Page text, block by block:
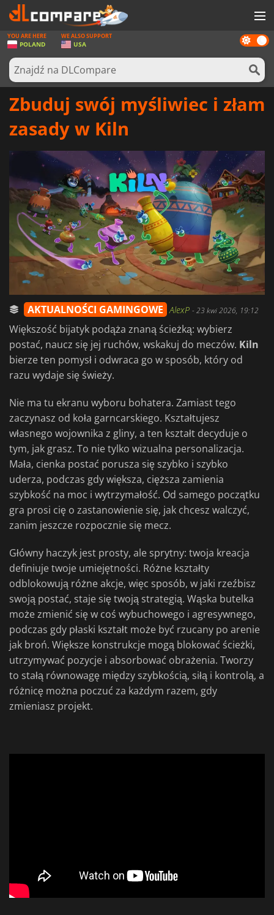
GRY
KARTY DO GIER
OPROGRAMOWANIE
SPRZĘT KOMPUTEROWY
AKTUALNOŚCI
ZALOGUJ SIĘ LUB ZAREJESTRUJ
Dark
mode
YOU ARE HERE
POLAND
WE ALSO SUPPORT
USA
Zbuduj swój myśliwiec i złam
zasady w Kiln
AKTUALNOŚCI GAMINGOWE AlexP -23 kwi 2026, 19:12
Większość bijatyk podąża znaną ścieżką: wybierz
postać, naucz się jej ruchów, wskakuj do meczów. Kiln
bierze ten pomysł i odwraca go w sposób, który od
razu wydaje się świeży.
Nie ma tu ekranu wyboru bohatera. Zamiast tego
zaczynasz od koła garncarskiego. Kształtujesz
własnego wojownika z gliny, a ten kształt decyduje o
tym, jak grasz. To nie tylko wizualna personalizacja.
Mała, cienka postać porusza się szybko i szybko
uderza, podczas gdy większa, cięższa zamienia
szybkość na moc i wytrzymałość. Od samego początku
gra prosi cię o zastanowienie się, jak chcesz walczyć,
zanim jeszcze rozpocznie się mecz.
Główny haczyk jest prosty, ale sprytny: twoja kreacja
definiuje twoje umiejętności. Różne kształty
odblokowują różne akcje, więc sposób, w jaki rzeźbisz
swoją postać, staje się twoją strategią. Wąska butelka
może zmienić się w coś wybuchowego i agresywnego,
podczas gdy płaski kształt może być rzucany po arenie
jak broń. Większe konstrukcje mogą blokować ścieżki,
utrzymywać pozycje i absorbować obrażenia. Tworzy
to stałą równowagę między szybkością, siłą i kontrolą, a
różnicę można poczuć za każdym razem, gdy
zmieniasz projekt.